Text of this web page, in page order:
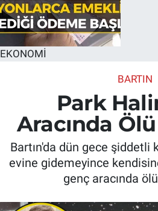
EKONOMİ
BARTIN
Park
Aracında
Bartın'da dün gece şiddetli
evine gidemeyince
genç aracında